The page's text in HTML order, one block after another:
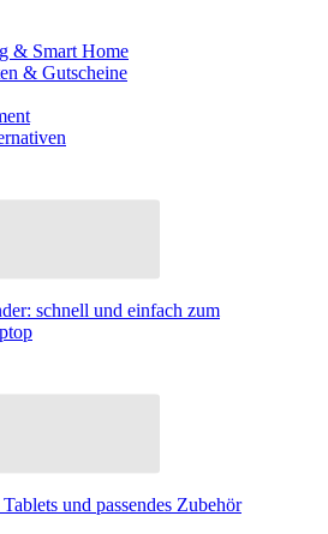
& Smart Home
& Gutscheine
schnell und einfach zum
und passendes Zubehör